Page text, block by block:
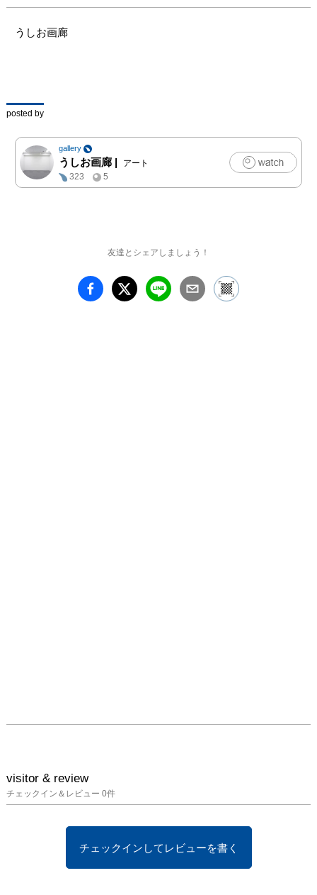
うしお画廊
posted by
gallery
うしお画廊 |
アート
323
5
友達とシェアしましょう！
visitor & review
チェックイン＆レビュー 0件
チェックインしてレビューを書く